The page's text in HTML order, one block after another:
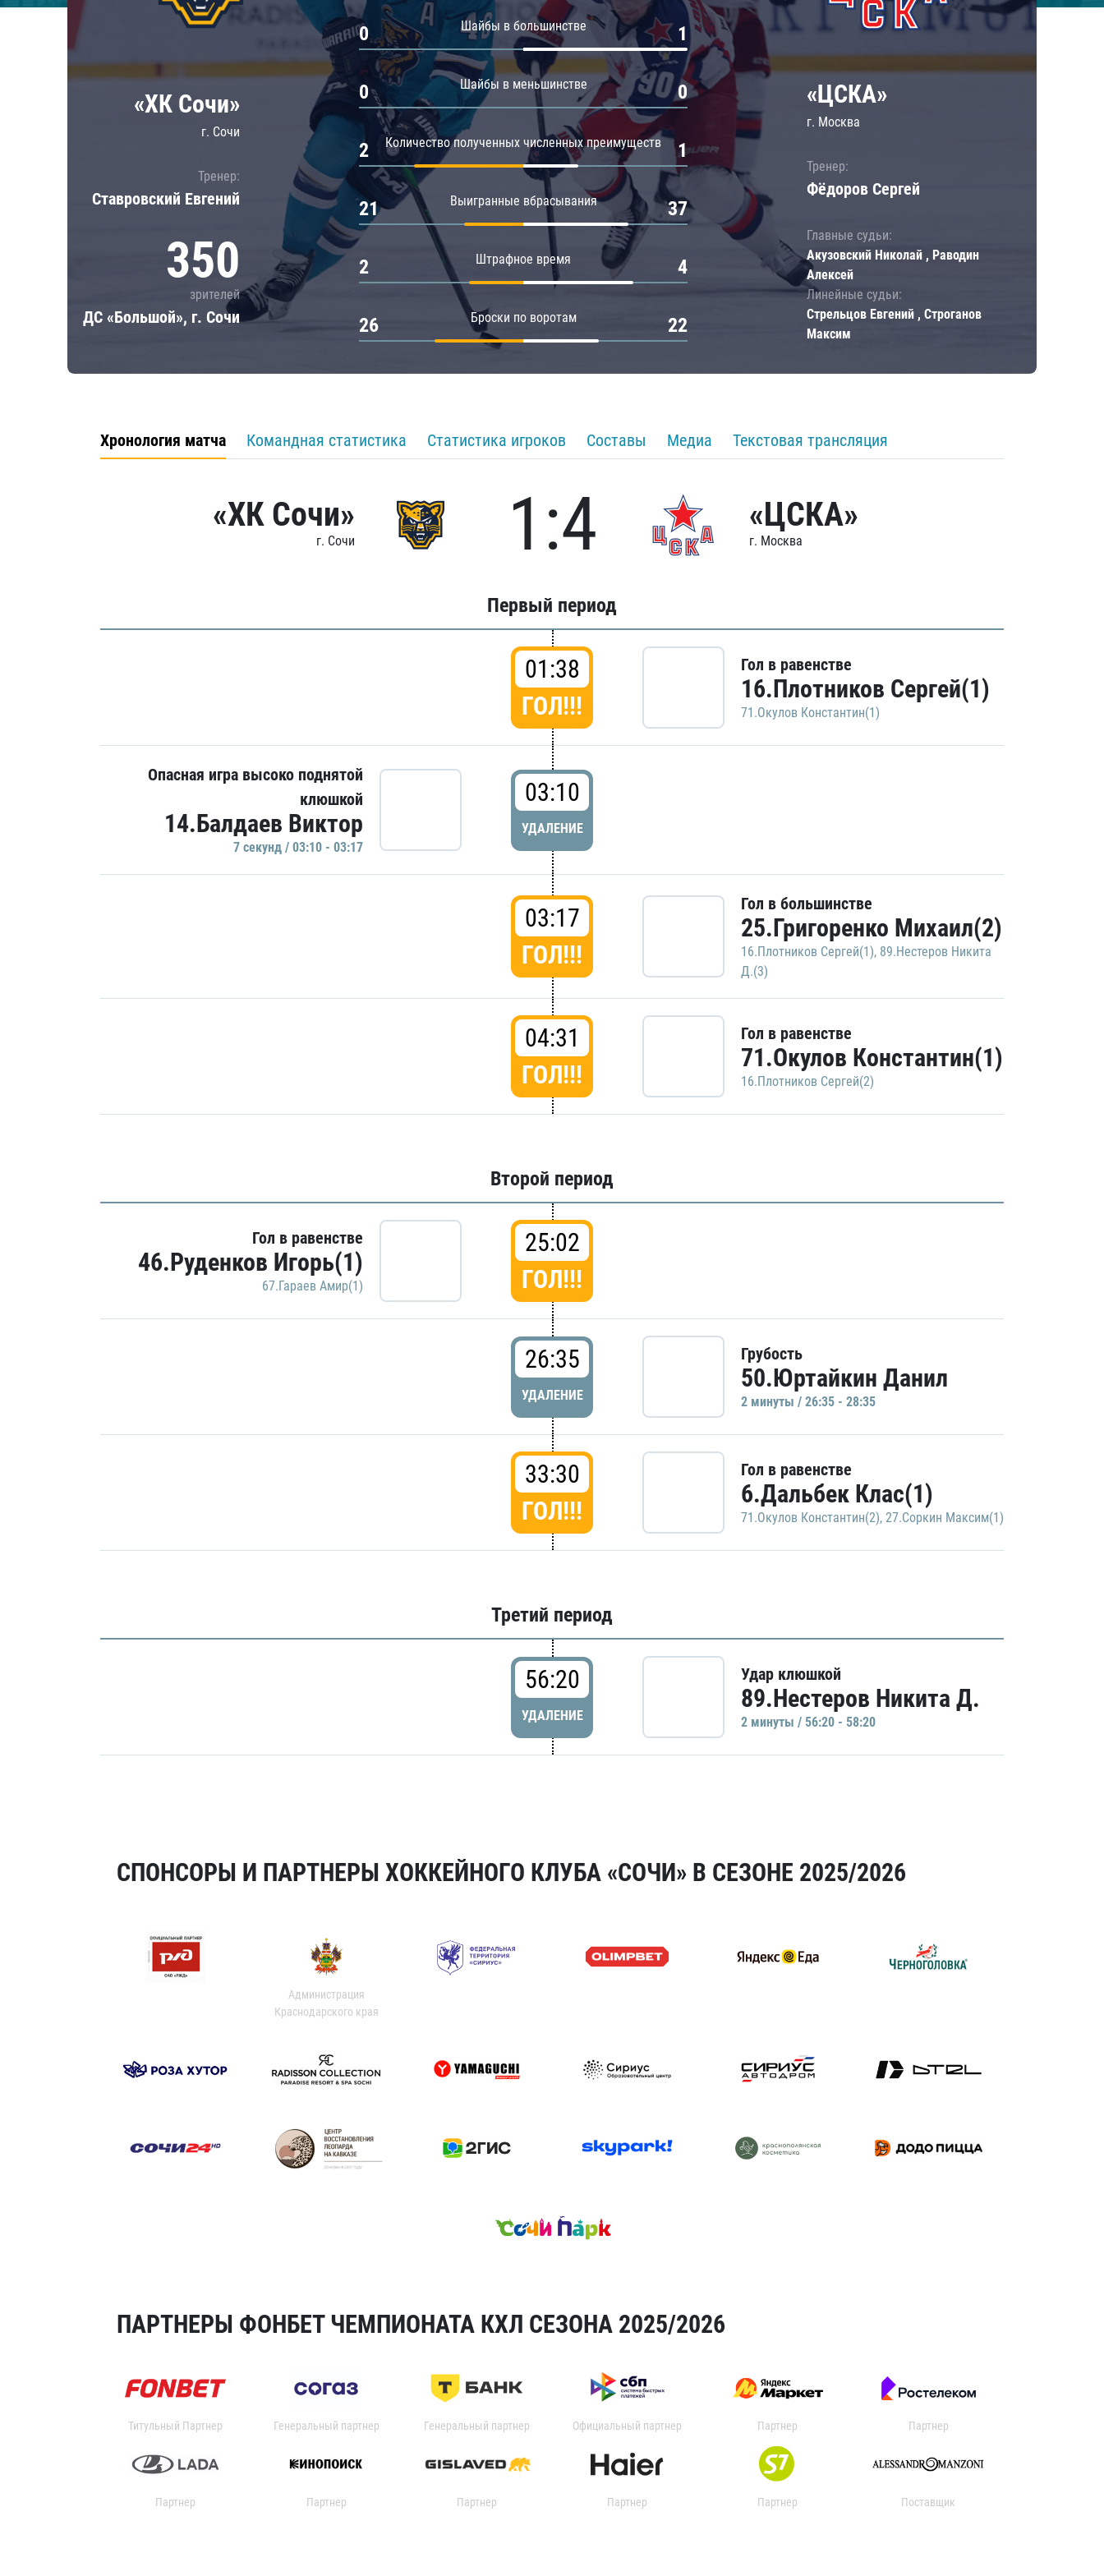
Локомотив
ЦСКА
Шанхайские Драконы
Амур
Барыс
Салават Юлаев
«ХК Сочи»
г. Сочи
Тренер:
Ставровский Евгений
350
зрителей
ДС «Большой», г. Сочи
Шайбы в большинстве
0 1
Шайбы в меньшинстве
0 0
Количество полученных численных преимуществ
2 1
Выигранные вбрасывания
21 37
Штрафное время
2 4
Броски по воротам
26 22
«ЦСКА»
г. Москва
Тренер:
Фёдоров Сергей
Главные судьи:
Акузовский Николай , Раводин
Алексей
Линейные судьи:
Стрельцов Евгений , Строганов
Максим
Хронология матча Командная статистика Статистика игроков Составы Медиа Текстовая трансляция
«ХК Сочи»
г. Сочи 1:4 «ЦСКА»
г. Москва
Первый период
01:38
ГОЛ!!!
Гол в равенстве
16.Плотников Сергей(1)
71.Окулов Константин(1)
Опасная игра высоко поднятой
клюшкой
14.Балдаев Виктор
7 секунд / 03:10 - 03:17
03:10
УДАЛЕНИЕ
03:17
ГОЛ!!!
Гол в большинстве
25.Григоренко Михаил(2)
16.Плотников Сергей(1), 89.Нестеров Никита
Д.(3)
04:31
ГОЛ!!!
Гол в равенстве
71.Окулов Константин(1)
16.Плотников Сергей(2)
Второй период
Гол в равенстве
46.Руденков Игорь(1)
67.Гараев Амир(1)
25:02
ГОЛ!!!
26:35
УДАЛЕНИЕ
Грубость
50.Юртайкин Данил
2 минуты / 26:35 - 28:35
33:30
ГОЛ!!!
Гол в равенстве
6.Дальбек Клас(1)
71.Окулов Константин(2), 27.Соркин Максим(1)
Третий период
56:20
УДАЛЕНИЕ
Удар клюшкой
89.Нестеров Никита Д.
2 минуты / 56:20 - 58:20
СПОНСОРЫ И ПАРТНЕРЫ ХОККЕЙНОГО КЛУБА «СОЧИ» В СЕЗОНЕ 2025/2026
Администрация
Краснодарского края
ПАРТНЕРЫ ФОНБЕТ ЧЕМПИОНАТА КХЛ СЕЗОНА 2025/2026
Титульный Партнер Генеральный партнер Генеральный партнер Официальный партнер Партнер Партнер
Партнер Партнер Партнер Партнер Партнер Поставщик